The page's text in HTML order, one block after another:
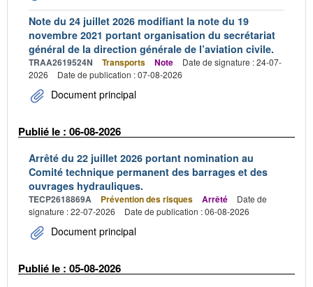
Note du 24 juillet 2026 modifiant la note du 19
novembre 2021 portant organisation du secrétariat
général de la direction générale de l’aviation civile.
TRAA2619524N Transports Note
Date de signature : 24-07-
2026
Date de publication : 07-08-2026
Document principal
Publié le : 06-08-2026
Arrêté du 22 juillet 2026 portant nomination au
Comité technique permanent des barrages et des
ouvrages hydrauliques.
TECP2618869A Prévention des risques Arrêté
Date de
signature : 22-07-2026
Date de publication : 06-08-2026
Document principal
Publié le : 05-08-2026